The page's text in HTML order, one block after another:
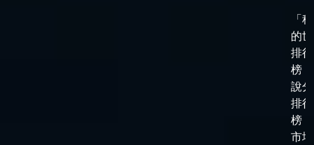
「
的
排行
榜
說
排行
榜
市